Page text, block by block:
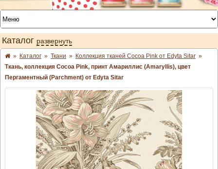
Каталог развернуть
» Каталог » Ткани » Коллекция тканей Cocoa Pink от Edyta Sitar »
Ткань, коллекция Cocoa Pink, принт Амариллис (Amaryllis), цвет
Пергаментный (Parchment) от Edyta Sitar